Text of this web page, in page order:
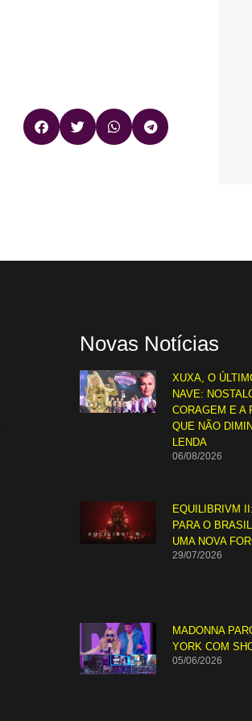
Novas Notícias
XUXA, O
NAVE:
CORAGEM E A
QUE NÃO
LENDA
06/08/2026
EQUILIBRIVM
PARA O
UMA NOVA
29/07/2026
MADONNA
YORK COM
05/06/2026